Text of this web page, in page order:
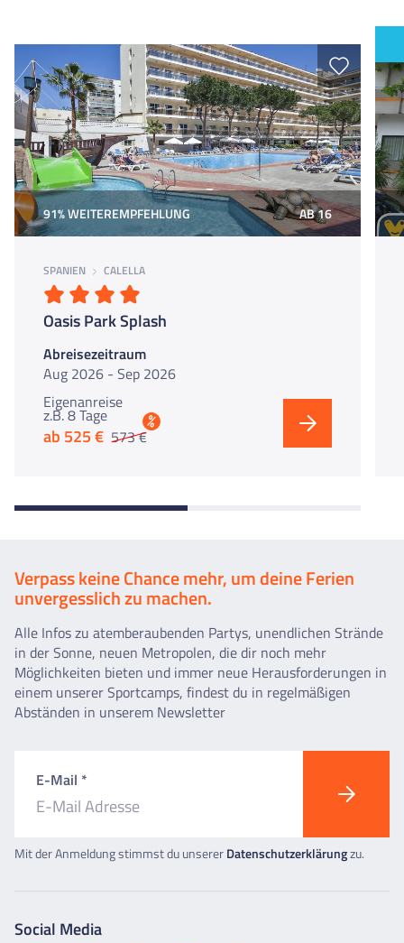
91% WEITEREMPFEHLUNG AB 16
SPANIEN CALELLA
Oasis Park Splash
Abreisezeitraum
Aug 2026 - Sep 2026
Eigenanreise
z.B. 8 Tage
ab 525 € 573 €
%
Verpass keine Chance mehr, um deine Ferien
unvergesslich zu machen.
Alle Infos zu atemberaubenden Partys, unendlichen Strände
in der Sonne, neuen Metropolen, die dir noch mehr
Möglichkeiten bieten und immer neue Herausforderungen in
einem unserer Sportcamps, findest du in regelmäßigen
Abständen in unserem Newsletter
E-Mail *
Mit der Anmeldung stimmst du unsererDatenschutzerklärungzu.
Social Media